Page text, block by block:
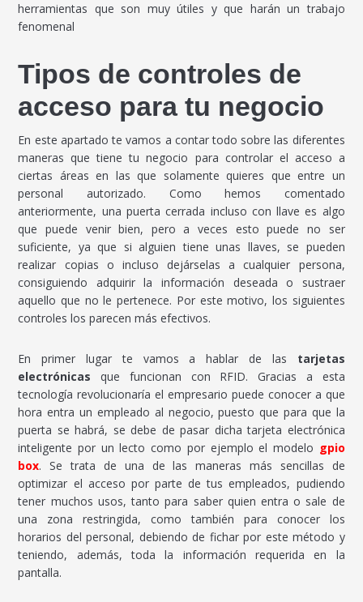
herramientas que son muy útiles y que harán un trabajo
fenomenal
Tipos de controles de
acceso para tu negocio
En este apartado te vamos a contar todo sobre las diferentes
maneras que tiene tu negocio para controlar el acceso a
ciertas áreas en las que solamente quieres que entre un
personal autorizado. Como hemos comentado
anteriormente, una puerta cerrada incluso con llave es algo
que puede venir bien, pero a veces esto puede no ser
suficiente, ya que si alguien tiene unas llaves, se pueden
realizar copias o incluso dejárselas a cualquier persona,
consiguiendo adquirir la información deseada o sustraer
aquello que no le pertenece. Por este motivo, los siguientes
controles los parecen más efectivos.
En primer lugar te vamos a hablar de las tarjetas
electrónicas que funcionan con RFID. Gracias a esta
tecnología revolucionaría el empresario puede conocer a que
hora entra un empleado al negocio, puesto que para que la
puerta se habrá, se debe de pasar dicha tarjeta electrónica
inteligente por un lecto como por ejemplo el modelo gpio
box. Se trata de una de las maneras más sencillas de
optimizar el acceso por parte de tus empleados, pudiendo
tener muchos usos, tanto para saber quien entra o sale de
una zona restringida, como también para conocer los
horarios del personal, debiendo de fichar por este método y
teniendo, además, toda la información requerida en la
pantalla.